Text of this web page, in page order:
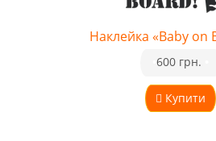
Наклейка «Baby on
Купити
600 грн.